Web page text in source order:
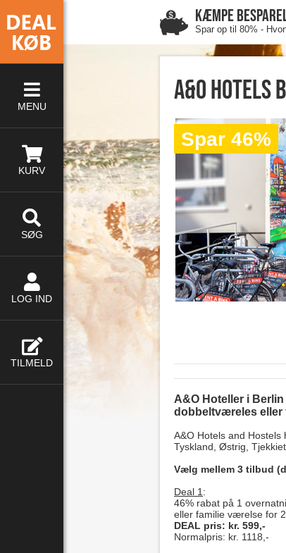
MENU
KURV
SØG
LOG IND
TILMELD
KÆMPE
Spar op til 80% -
A&O
Spar 46%
A&O Hoteller i
dobbeltværeles eller
A&O Hotels and
Tyskland, Østrig,
Vælg mellem 3 tilbud
Deal 1 :
46% rabat på 1
eller familie værelse for
DEAL pris: kr. 599,-
Normalpris: kr. 1118,-